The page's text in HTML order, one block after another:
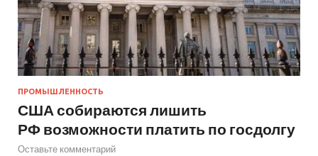
ПРОМЫШЛЕННОСТЬ
США собираются лишить
РФ возможности платить по госдолгу
Оставьте комментарий